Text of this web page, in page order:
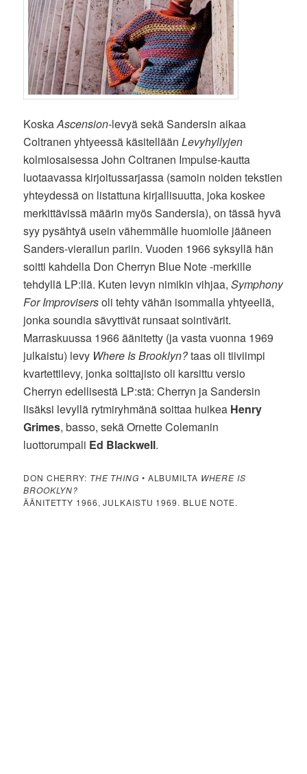
KoskaAscension-levyä sekä Sandersin aikaa
Coltranen yhtyeessä käsitelläänLevyhyllyjen
kolmiosaisessa John Coltranen Impulse-kautta
luotaavassa kirjoitussarjassa (samoin noiden tekstien
yhteydessä on listattuna kirjallisuutta, joka koskee
merkittävissä määrin myös Sandersia), on tässä hyvä
syy pysähtyä usein vähemmälle huomiolle jääneen
Sanders-vierailun pariin. Vuoden 1966 syksyllä hän
soitti kahdella Don Cherryn Blue Note -merkille
tehdyllä LP:llä. Kuten levyn nimikin vihjaa,Symphony
For Improvisersoli tehty vähän isommalla yhtyeellä,
jonka soundia sävyttivät runsaat sointivärit.
Marraskuussa 1966 äänitetty (ja vasta vuonna 1969
julkaistu) levy Where Is Brooklyn?taas oli tiiviimpi
kvartettilevy, jonka soittajisto oli karsittu versio
Cherryn edellisestä LP:stä: Cherryn ja Sandersin
lisäksi levyllä rytmiryhmänä soittaa huikea Henry
Grimes, basso, sekä Ornette Colemanin
luottorumpali Ed Blackwell.
DON CHERRY: THE THING • ALBUMILTA WHERE IS
BROOKLYN?
ÄÄNITETTY 1966, JULKAISTU 1969. BLUE NOTE.